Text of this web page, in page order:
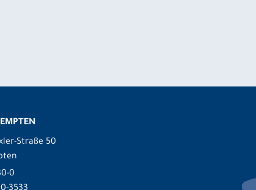
Straße 50
0